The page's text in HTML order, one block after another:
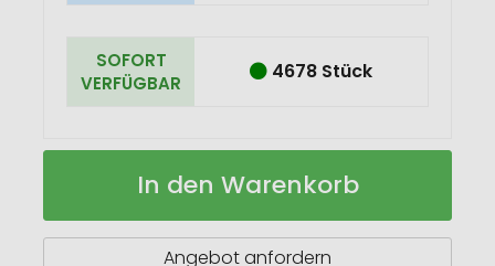
SOFORT
VERFÜGBAR
4678 Stück
3
Besteck
Auf
In den Warenkorb
Angebot anfordern